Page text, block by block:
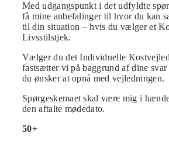
Med udgangspunkt i det udfyldte
få mine anbefalinger til hvor du kan
til din situation – hvis du vælger et
Livsstilstjek.
Vælger du det Individuelle
fastsætter vi på baggrund af dine svar
du ønsker at opnå med vejledningen.
Spørgeskemaet skal være mig i
den aftalte mødedato.
50+